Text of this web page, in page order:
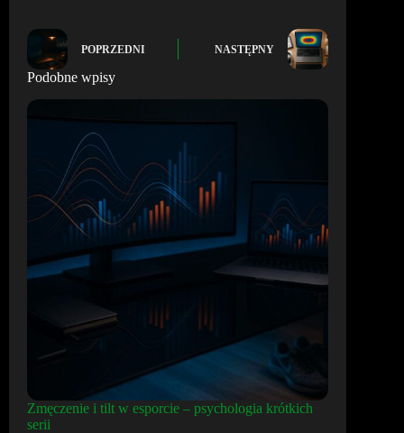
POPRZEDNI NASTĘPNY
Podobne wpisy
Zmęczenie i tilt w esporcie – psychologia krótkich
serii